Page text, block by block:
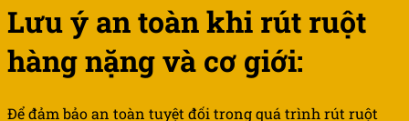
Lưu ý an toàn khi rút ruột
hàng nặng và cơ giới:
Để đảm bảo an toàn tuyệt đối trong quá trình rút ruột